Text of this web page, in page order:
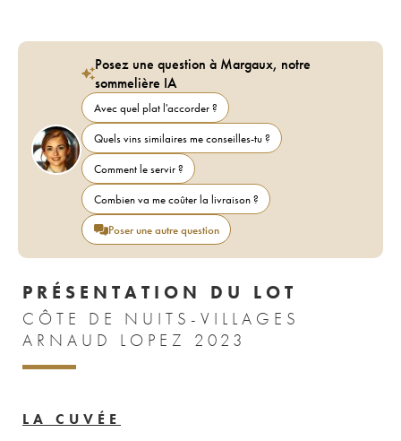
Posez une question à Margaux, notre
sommelière IA
Avec quel plat l'accorder ?
Quels vins similaires me conseilles-tu ?
Comment le servir ?
Combien va me coûter la livraison ?
Poser une autre question
PRÉSENTATION DU LOT
CÔTE DE NUITS-VILLAGES
ARNAUD LOPEZ 2023
LA CUVÉE